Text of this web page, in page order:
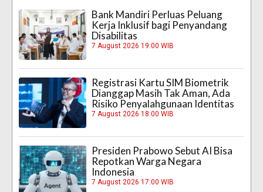
Bank Mandiri Perluas Peluang
Kerja Inklusif bagi Penyandang
Disabilitas
7 August 2026 19:00 WIB
Registrasi Kartu SIM Biometrik
Dianggap Masih Tak Aman, Ada
Risiko Penyalahgunaan Identitas
7 August 2026 18:00 WIB
Presiden Prabowo Sebut AI Bisa
Repotkan Warga Negara
Indonesia
7 August 2026 17:00 WIB